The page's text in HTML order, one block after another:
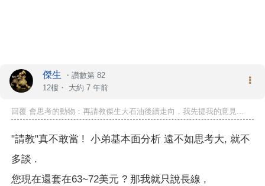
傑生 ・ 讚數第 82
12樓・ 大約 7 年前
回覆 會思考的動物：再請教傑生大石油後續走向，我先提我的意見...
"請教"真不敢當 ! 小弟基本面分析 遠不如思考大, 就不
多談 .
您現在還套在63~72美元 ? 那我就只說長線 ,